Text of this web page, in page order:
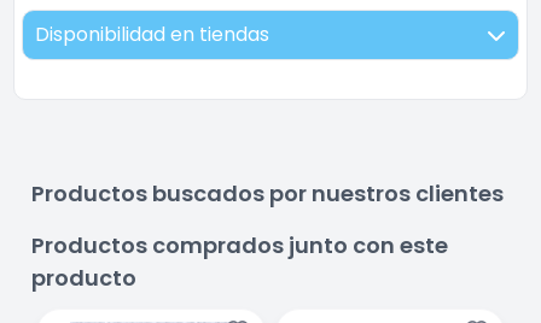
Disponibilidad en tiendas
Productos buscados por nuestros clientes
Productos comprados junto con este
producto